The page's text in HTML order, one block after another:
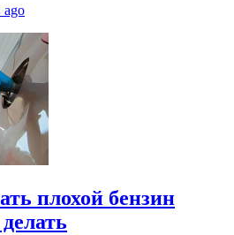
ago
плохой бензин